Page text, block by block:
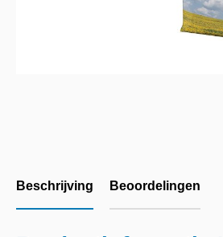
Beschrijving Beoordelingen